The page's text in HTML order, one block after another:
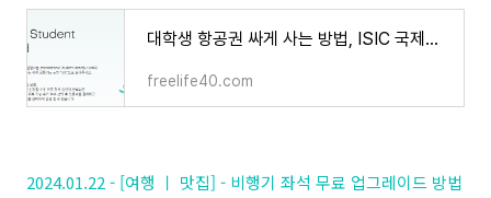
대학생 항공권 싸게 사는 방법, ISIC 국제학생증 이용방법 추천
freelife40.com
2024.01.22 - [여행 ㅣ 맛집] - 비행기 좌석 무료 업그레이드 방법